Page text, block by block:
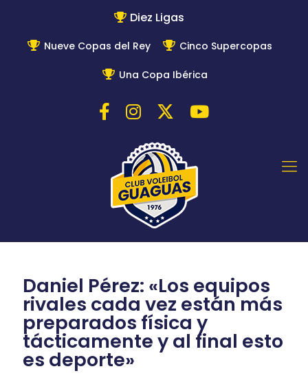
Diez Ligas
Nueve Copas del Rey Cinco Supercopas
Una Copa Ibérica
Daniel Pérez: «Los equipos
rivales cada vez están más
preparados física y
tácticamente y al final esto
es deporte»